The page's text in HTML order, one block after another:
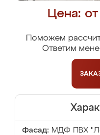
Цена:
Поможем
Ответим
Фасад: МДФ ПВХ